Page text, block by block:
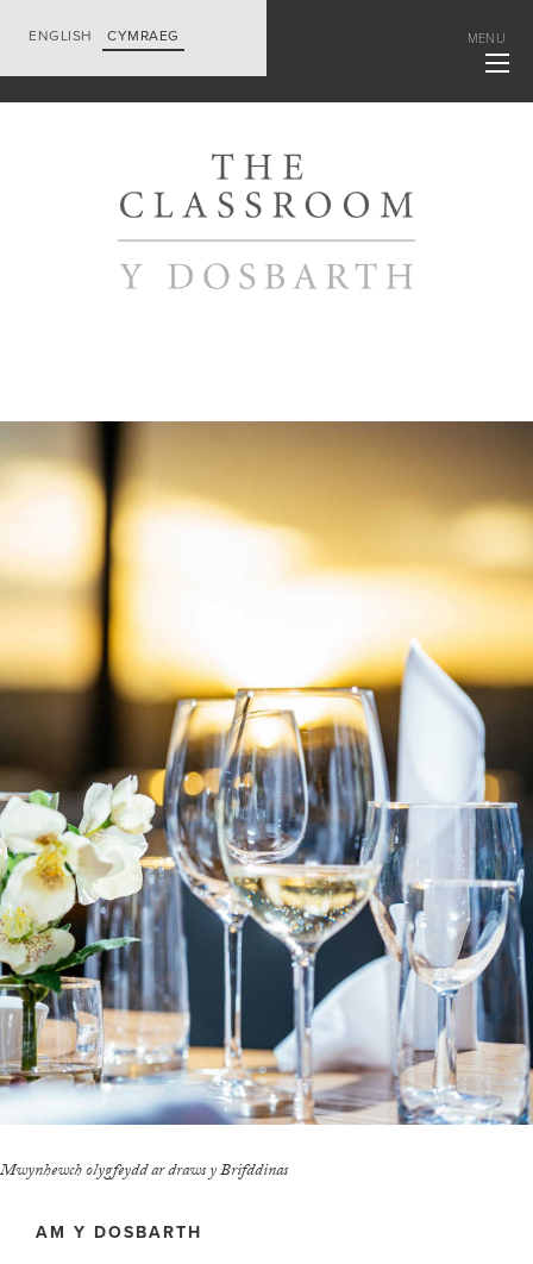
ENGLISH CYMRAEG MENU
Mwynhewch olygfeydd ar draws y Brifddinas
AM Y DOSBARTH